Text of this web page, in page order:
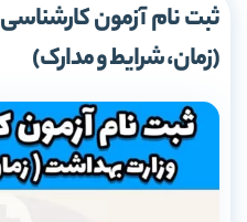
(زمان، شرایط و مدارک)